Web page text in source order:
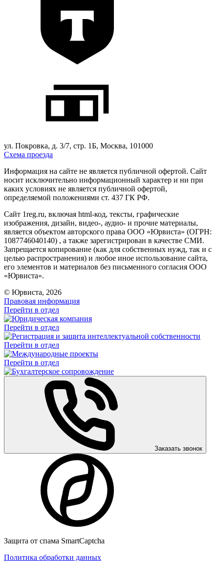
ул. Покровка, д. 3/7, стр. 1Б, Москва, 101000
Схема проезда
Информация на сайте не является публичной офертой. Cайт
носит исключительно информационный характер и ни при
каких условиях не является публичной офертой,
определяемой положениями ст. 437 ГК РФ.
Сайт 1reg.ru, включая html-код, тексты, графические
изображения, дизайн, видео-, аудио- и прочие материалы,
является объектом авторского права ООО «Юрвиста» (ОГРН:
1087746040140) , а также зарегистрирован в качестве СМИ.
Запрещается копирование (как для собственных нужд, так и с
целью распространения) и любое иное использование сайта,
его элементов и материалов без письменного согласия ООО
«Юрвиста».
© Юрвиста, 2026
Правовая информация
Перейти в отдел
Перейти в отдел
Перейти в отдел
Перейти в отдел
Заказать звонок
Защита от спама SmartCaptcha
Политика обработки данных